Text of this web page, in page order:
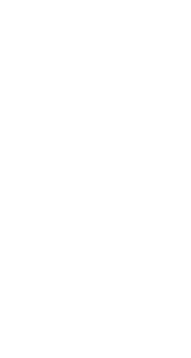
Tahfidz Zabisa (Zaid bin
Ummat